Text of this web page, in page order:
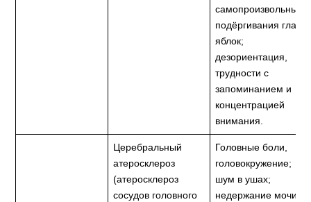
самопроизвольные
подёргивания
яблок;
дезориентация,
трудности с
запоминанием и
концентрацией
внимания.
Церебральный
атеросклероз
(атеросклероз
сосудов головного
Головные боли,
головокружение;
шум в ушах;
недержание мочи;